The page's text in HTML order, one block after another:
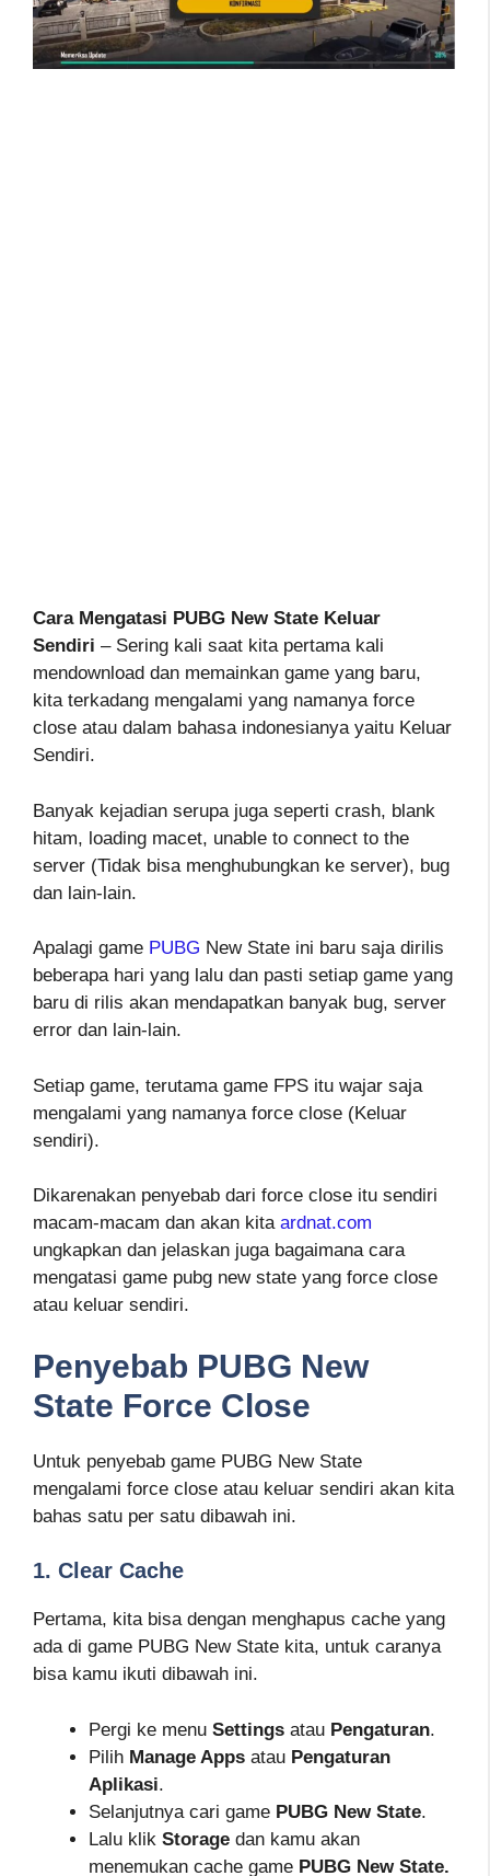
Cara Mengatasi PUBG New State Keluar
Sendiri – Sering kali saat kita pertama kali
mendownload dan memainkan game yang baru,
kita terkadang mengalami yang namanya force
close atau dalam bahasa indonesianya yaitu Keluar
Sendiri.
Banyak kejadian serupa juga seperti crash, blank
hitam, loading macet, unable to connect to the
server (Tidak bisa menghubungkan ke server), bug
dan lain-lain.
Apalagi game PUBG New State ini baru saja dirilis
beberapa hari yang lalu dan pasti setiap game yang
baru di rilis akan mendapatkan banyak bug, server
error dan lain-lain.
Setiap game, terutama game FPS itu wajar saja
mengalami yang namanya force close (Keluar
sendiri).
Dikarenakan penyebab dari force close itu sendiri
macam-macam dan akan kita ardnat.com
ungkapkan dan jelaskan juga bagaimana cara
mengatasi game pubg new state yang force close
atau keluar sendiri.
Penyebab PUBG New
State Force Close
Untuk penyebab game PUBG New State
mengalami force close atau keluar sendiri akan kita
bahas satu per satu dibawah ini.
1. Clear Cache
Pertama, kita bisa dengan menghapus cache yang
ada di game PUBG New State kita, untuk caranya
bisa kamu ikuti dibawah ini.
Pergi ke menu Settings atau Pengaturan.
Pilih Manage Apps atau Pengaturan
Aplikasi.
Selanjutnya cari game PUBG New State.
Lalu klik Storage dan kamu akan
menemukan cache game PUBG New State.